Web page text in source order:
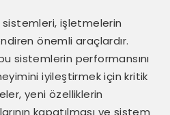
sistemleri, işletmelerin
önemli araçlardır.
sistemlerin performansını
iyileştirmek için kritik
yeni özelliklerin
kapatılması ve sistem